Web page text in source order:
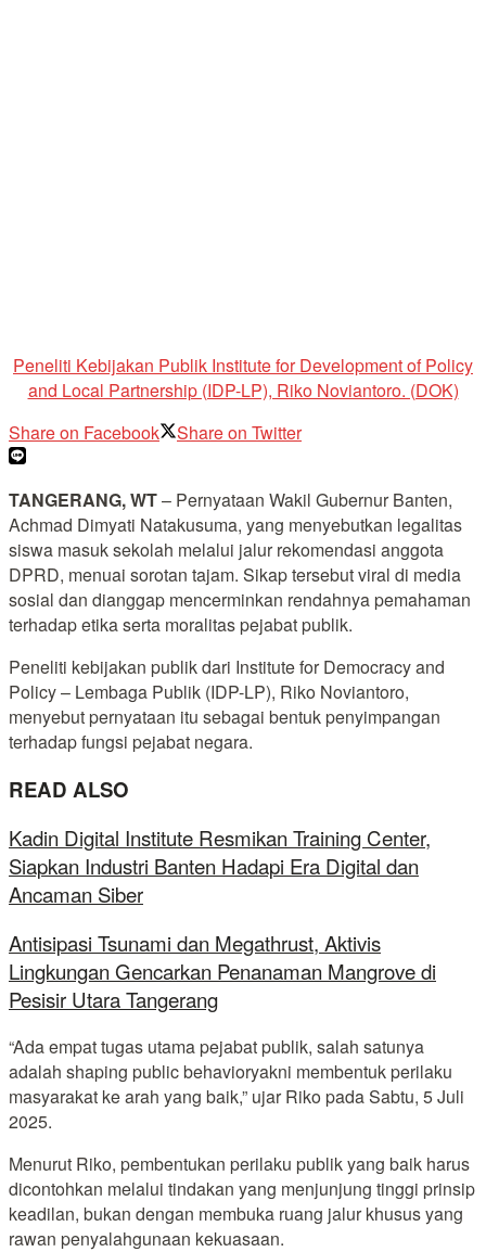
Peneliti Kebijakan Publik Institute for Development of Policy
and Local Partnership (IDP-LP), Riko Noviantoro. (DOK)
Share on Facebook
Share on Twitter
TANGERANG, WT– Pernyataan Wakil Gubernur Banten,
Achmad Dimyati Natakusuma, yang menyebutkan legalitas
siswa masuk sekolah melalui jalur rekomendasi anggota
DPRD, menuai sorotan tajam. Sikap tersebut viral di media
sosial dan dianggap mencerminkan rendahnya pemahaman
terhadap etika serta moralitas pejabat publik.
Peneliti kebijakan publik dari Institute for Democracy and
Policy – Lembaga Publik (IDP-LP), Riko Noviantoro,
menyebut pernyataan itu sebagai bentuk penyimpangan
terhadap fungsi pejabat negara.
READ ALSO
Kadin Digital Institute Resmikan Training Center,
Siapkan Industri Banten Hadapi Era Digital dan
Ancaman Siber
Antisipasi Tsunami dan Megathrust, Aktivis
Lingkungan Gencarkan Penanaman Mangrove di
Pesisir Utara Tangerang
“Ada empat tugas utama pejabat publik, salah satunya
adalah shaping public behavioryakni membentuk perilaku
masyarakat ke arah yang baik,” ujar Riko pada Sabtu, 5 Juli
2025.
Menurut Riko, pembentukan perilaku publik yang baik harus
dicontohkan melalui tindakan yang menjunjung tinggi prinsip
keadilan, bukan dengan membuka ruang jalur khusus yang
rawan penyalahgunaan kekuasaan.